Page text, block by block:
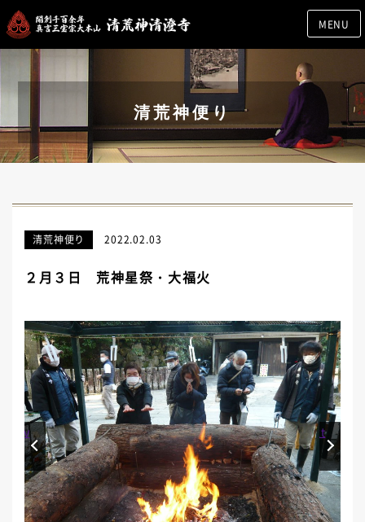
MENU
清荒神便り
清荒神便り 2022.02.03
２月３日 荒神星祭・大福火
Prev Next